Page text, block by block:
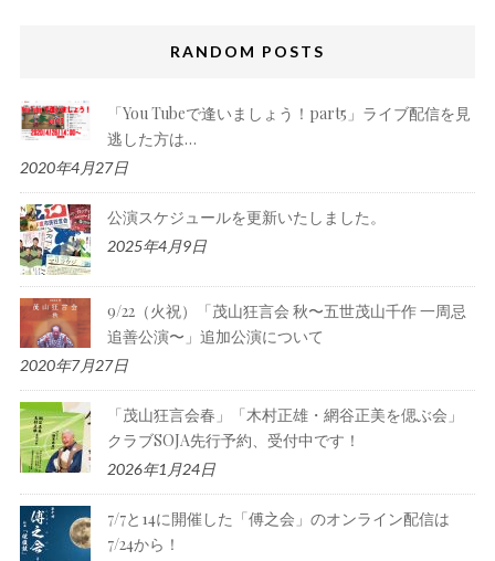
RANDOM POSTS
「You Tubeで逢いましょう！part5」ライブ配信を見
逃した方は…
2020年4月27日
公演スケジュールを更新いたしました。
2025年4月9日
9/22（火祝）「茂山狂言会 秋〜五世茂山千作 一周忌
追善公演〜」追加公演について
2020年7月27日
「茂山狂言会春」「木村正雄・網谷正美を偲ぶ会」
クラブSOJA先行予約、受付中です！
2026年1月24日
7/7と14に開催した「傅之会」のオンライン配信は
7/24から！